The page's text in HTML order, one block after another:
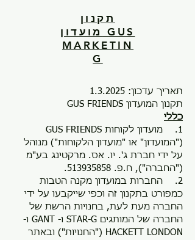
תקנון
מועדון GUS
MARKETIN
G
תאריך עדכון: 1.3.2025
תקנון המועדון GUS FRIENDS
כללי
1. מועדון לקוחות GUS FRIENDS
("המועדון" או "מועדון הלקוחות") מנוהל
על ידי חברת ג'. יו. אס. מרקטינג בע"מ
("החברה"), ח.פ. 513935858.
2. החברות במועדון מקנה הטבות
כמפורט בתקנון זה וכפי שייקבעו על ידי
החברה מעת לעת, בחנויות הרשת של
החברה של המותגים STAR-G ו- GANT ו-
HACKETT LONDON ("החנויות") ובאתר